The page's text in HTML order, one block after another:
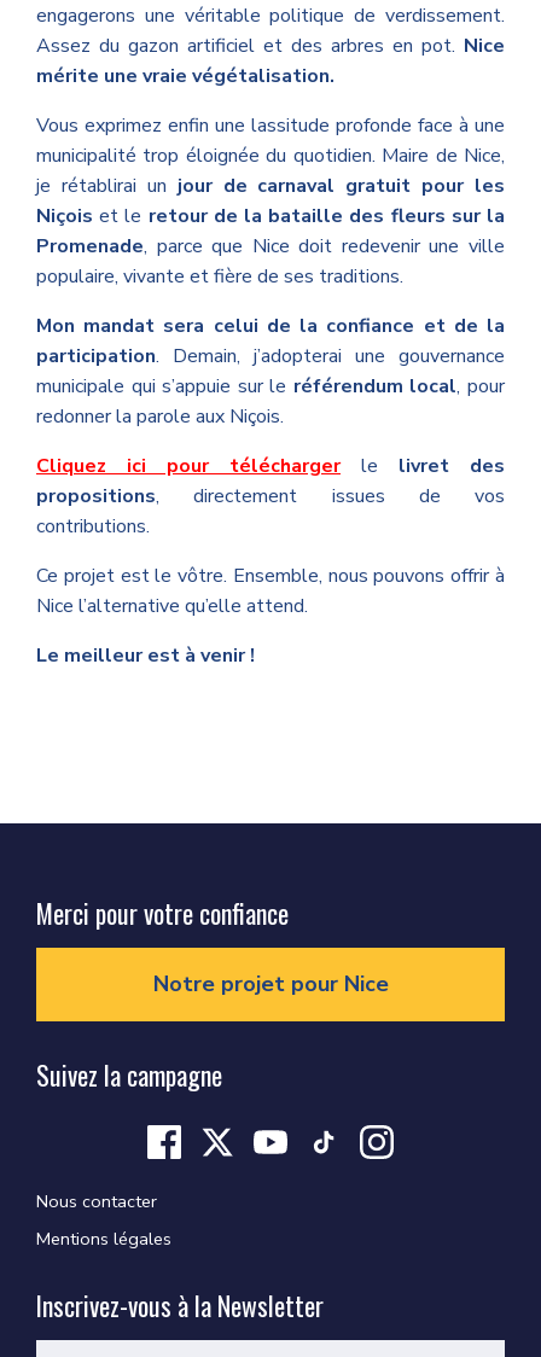
engagerons une véritable politique de verdissement.
Assez du gazon artificiel et des arbres en pot. Nice
mérite une vraie végétalisation.
Vous exprimez enfin une lassitude profonde face à une
municipalité trop éloignée du quotidien. Maire de Nice,
je rétablirai un jour de carnaval gratuit pour les
Niçois et le retour de la bataille des fleurs sur la
Promenade, parce que Nice doit redevenir une ville
populaire, vivante et fière de ses traditions.
Mon mandat sera celui de la confiance et de la
participation. Demain, j’adopterai une gouvernance
municipale qui s’appuie sur le référendum local, pour
redonner la parole aux Niçois.
Cliquez ici pour téléchargerle livret des
propositions, directement issues de vos
contributions.
Ce projet est le vôtre. Ensemble, nous pouvons offrir à
Nice l’alternative qu’elle attend.
Le meilleur est à venir !
Merci pour votre confiance
Notre projet pour Nice
Suivez la campagne
Nous contacter
Mentions légales
Inscrivez-vous à la Newsletter